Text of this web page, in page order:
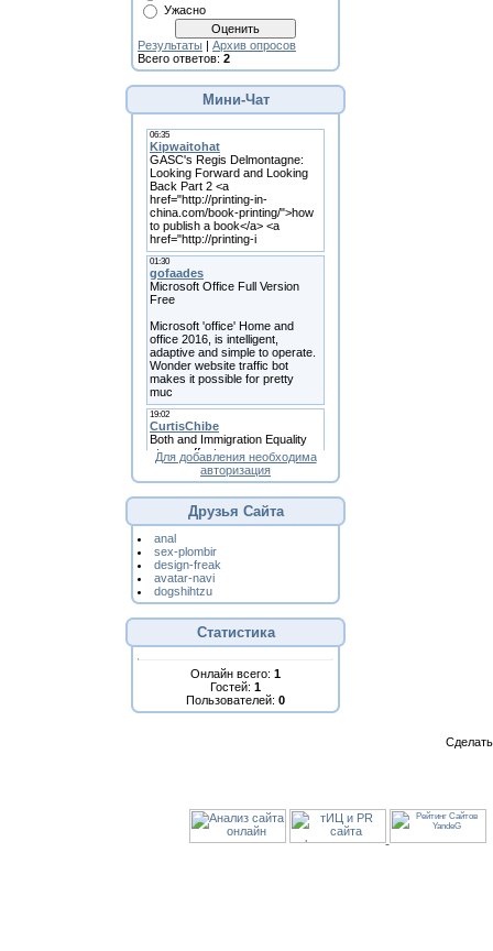
Ужасно
Результаты | Архив опросов
Всего ответов: 2
Мини-Чат
Для добавления необходима
авторизация
Друзья Сайта
anal
sex-plombir
design-freak
avatar-navi
dogshihtzu
Статистика
Онлайн всего: 1
Гостей: 1
Пользователей: 0